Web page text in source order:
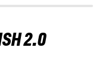
2.0